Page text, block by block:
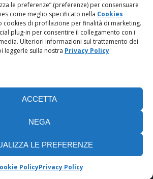
le preferenze” (preferenze) per consensuare
come meglio specificato nella Cookies
cookies di profilazione per finalità di marketing.
plug-in per consentire il collegamento con i
Ulteriori informazioni sul trattamento dei
leggerle sulla nostra Privacy Policy
ACCETTA
NEGA
LE PREFERENZE
PolicyPrivacy Policy
particolari di dati personali e dati